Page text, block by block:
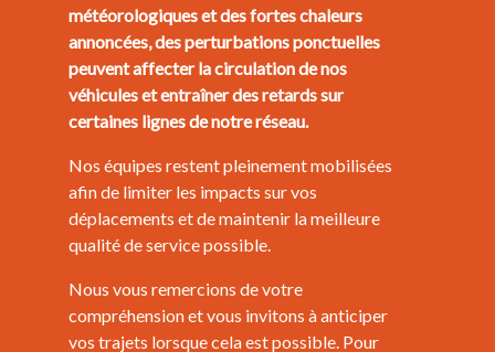
météorologiques et des fortes chaleurs
annoncées, des perturbations ponctuelles
peuvent affecter la circulation de nos
véhicules et entraîner des retards sur
certaines lignes de notre réseau.
Nos équipes restent pleinement mobilisées
afin de limiter les impacts sur vos
déplacements et de maintenir la meilleure
qualité de service possible.
Nous vous remercions de votre
compréhension et vous invitons à anticiper
vos trajets lorsque cela est possible. Pour